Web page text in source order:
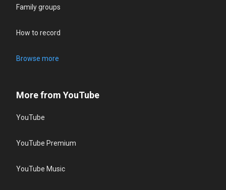
Family groups
How to record
Browse more
More from YouTube
YouTube
YouTube Premium
YouTube Music